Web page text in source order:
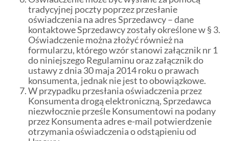
tradycyjnej poczty poprzez przesłanie
oświadczenia na adres Sprzedawcy – dane
kontaktowe Sprzedawcy zostały określone w § 3.
Oświadczenie można złożyć również na
formularzu, którego wzór stanowi załącznik nr 1
do niniejszego Regulaminu oraz załącznik do
ustawy z dnia 30 maja 2014 roku o prawach
konsumenta, jednak nie jest to obowiązkowe.
W przypadku przesłania oświadczenia przez
Konsumenta drogą elektroniczną, Sprzedawca
niezwłocznie prześle Konsumentowi na podany
przez Konsumenta adres e-mail potwierdzenie
otrzymania oświadczenia o odstąpieniu od